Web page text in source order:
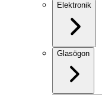
Elektronik
Glasögon